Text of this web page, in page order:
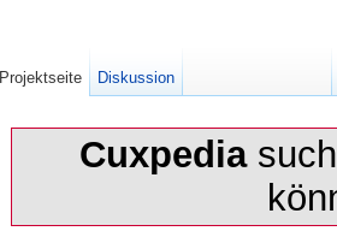
Cuxpedia
Projektseite Diskussion